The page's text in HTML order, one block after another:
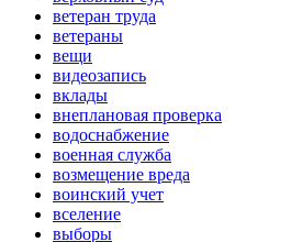
ветеран труда
ветераны
вещи
видеозапись
вклады
внеплановая проверка
водоснабжение
военная служба
возмещение вреда
воинский учет
вселение
выборы